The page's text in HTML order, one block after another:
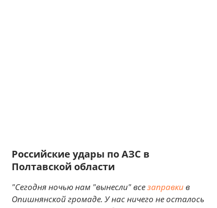
Российские удары по АЗС в
Полтавской области
"Сегодня ночью нам "вынесли" всезаправкив
Опишнянской громаде. У нас ничего не осталось